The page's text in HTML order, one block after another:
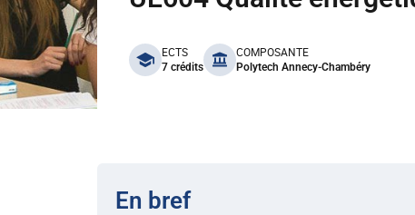
benefits
ECTS
7 crédits
COMPOSANTE
Polytech Annecy-Chambéry
En bref